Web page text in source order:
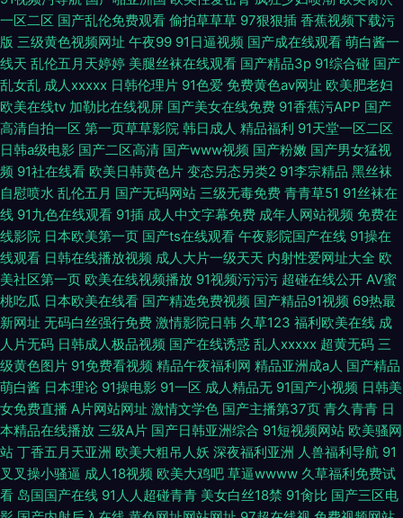
一区二区 国产乱伦免费观看 偷拍草草草 97狠狠插 香蕉视频下载污
版 三级黄色视频网址 午夜99 91日逼视频 国产成在线观看 萌白酱一
线天 乱伦五月天婷婷 美腿丝袜在线观看 国产精品3p 91综合碰 国产
乱女乱 成人xxxxx 日韩伦理片 91色爱 免费黄色av网址 欧美肥老妇
欧美在线tv 加勒比在线视屏 国产美女在线免费 91香蕉污APP 国产
高清自拍一区 第一页草草影院 韩日成人 精品福利 91天堂一区二区
日韩a级电影 国产二区高清 国产www视频 国产粉嫩 国产男女猛视
频 91社在线看 欧美日韩黄色片 变态另态另类2 91李宗精品 黑丝袜
自慰喷水 乱伦五月 国产无码网站 三级无毒免费 青青草51 91丝袜在
线 91九色在线观看 91插 成人中文字幕免费 成年人网站视频 免费在
线影院 日本欧美第一页 国产ts在线观看 午夜影院国产在线 91操在
线观看 日韩在线播放视频 成人大片一级天天 内射性爱网址大全 欧
美社区第一页 欧美在线视频播放 91视频污污污 超碰在线公开 AV蜜
桃吃瓜 日本欧美在线看 国产精选免费视频 国产精品91视频 69热最
新网址 无码白丝强行免费 激情影院日韩 久草123 福利欧美在线 成
人片无码 日韩成人极品视频 国产在线诱惑 乱人xxxxx 超黄无码 三
级黄色图片 91免费看视频 精品午夜福利网 精品亚洲成a人 国产精品
萌白酱 日本理论 91操电影 91一区 成人精品无 91国产小视频 日韩美
女免费直播 A片网站网址 激情文学色 国产主播第37页 青久青青 日
本精品在线播放 三级A片 国产日韩亚洲综合 91短视频网站 欧美骚网
站 丁香五月天亚洲 欧美大粗吊人妖 深夜福利亚洲 人兽福利导航 91
叉叉操小骚逼 成人18视频 欧美大鸡吧 草逼wwww 久草福利免费试
看 岛国国产在线 91人人超碰青青 美女白丝18禁 91肏比 国产三区电